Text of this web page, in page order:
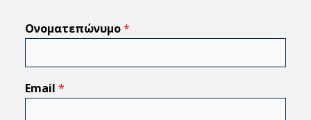
Ονοματεπώνυμο*
Email *